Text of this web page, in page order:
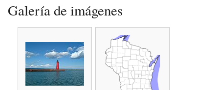
Galería de imágenes